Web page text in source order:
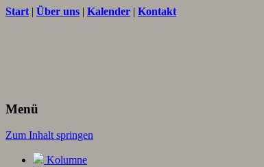
Start | Über uns | Kalender | Kontakt
Menü
Zum Inhalt springen
Kolumne